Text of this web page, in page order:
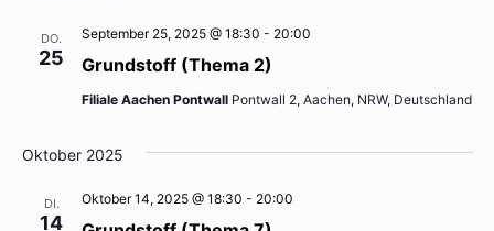
DO.
25 Grundstoff (Thema 2)
September 25, 2025 @ 18:30 - 20:00
Filiale Aachen Pontwall Pontwall 2, Aachen, NRW, Deutschland
Oktober 2025
DI.
14
Oktober 14, 2025 @ 18:30 - 20:00